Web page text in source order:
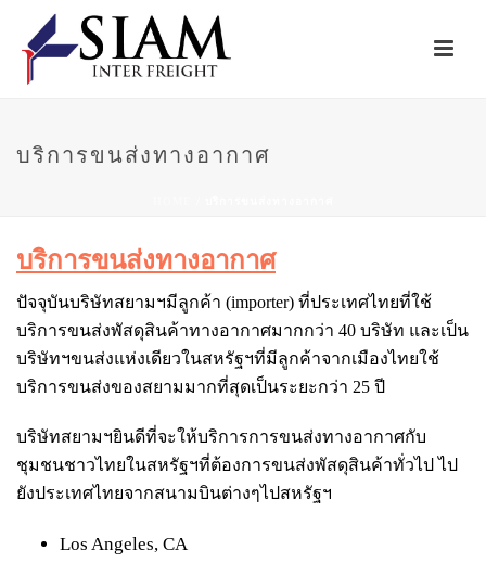
บริการขนส่งทางอากาศ
บริการขนส่งทางอากาศ
ปัจจุบันบริษัทสยามฯมีลูกค้า (importer) ที่ประเทศไทยที่ใช้
บริการขนส่งพัสดุสินค้าทางอากาศมากกว่า 40 บริษัท และเป็น
บริษัทฯขนส่งแห่งเดียวในสหรัฐฯที่มีลูกค้าจากเมืองไทยใช้
บริการขนส่งของสยามมากที่สุดเป็นระยะกว่า 25 ปี
บริษัทสยามฯยินดีที่จะให้บริการการขนส่งทางอากาศกับ
ชุมชนชาวไทยในสหรัฐฯที่ต้องการขนส่งพัสดุสินค้าทั่วไป ไป
ยังประเทศไทยจากสนามบินต่างๆไปสหรัฐฯ
Los Angeles, CA